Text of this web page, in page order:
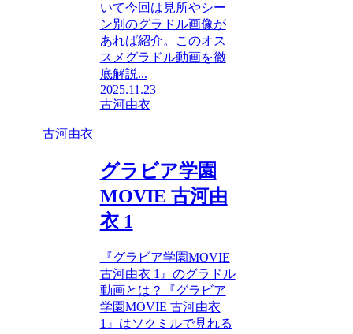
いて今回は見所やシー
ン別のグラドル画像が
あれば紹介。このオス
スメグラドル動画を徹
底解説...
2025.11.23
古河由衣
古河由衣
グラビア学園
MOVIE 古河由
衣 1
『グラビア学園MOVIE
古河由衣 1』のグラドル
動画とは？『グラビア
学園MOVIE 古河由衣
1』はソクミルで見れる